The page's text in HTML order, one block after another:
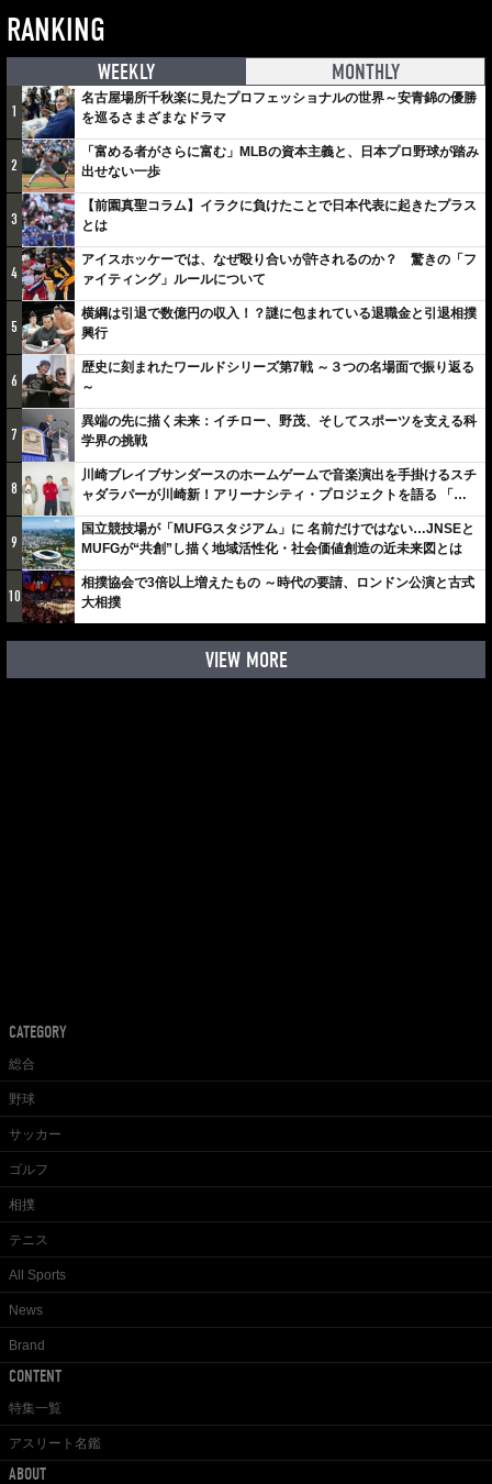
RANKING
WEEKLY MONTHLY
1
名古屋場所千秋楽に見たプロフェッショナルの世界～安青錦の優勝
を巡るさまざまなドラマ
2
「富める者がさらに富む」MLBの資本主義と、日本プロ野球が踏み
出せない一歩
3
【前園真聖コラム】イラクに負けたことで日本代表に起きたプラス
とは
4
アイスホッケーでは、なぜ殴り合いが許されるのか？ 驚きの「フ
ァイティング」ルールについて
5
横綱は引退で数億円の収入！？謎に包まれている退職金と引退相撲
興行
6
歴史に刻まれたワールドシリーズ第7戦 ～３つの名場面で振り返る
～
7
異端の先に描く未来：イチロー、野茂、そしてスポーツを支える科
学界の挑戦
8
川崎ブレイブサンダースのホームゲームで音楽演出を手掛けるスチ
ャダラパーが川崎新！アリーナシティ・プロジェクトを語る 「楽
しみでしかないでしょ。川崎は、ずっと成長曲線だから」
9
国立競技場が「MUFGスタジアム」に 名前だけではない…JNSEと
MUFGが“共創”し描く地域活性化・社会価値創造の近未来図とは
10
相撲協会で3倍以上増えたもの ～時代の要請、ロンドン公演と古式
大相撲
VIEW MORE
CATEGORY
総合
野球
サッカー
ゴルフ
相撲
テニス
All Sports
News
Brand
CONTENT
特集一覧
アスリート名鑑
ABOUT